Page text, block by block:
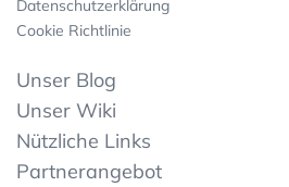
Datenschutzerklärung
Cookie Richtlinie
Unser Blog
Unser Wiki
Nützliche Links
Partnerangebot